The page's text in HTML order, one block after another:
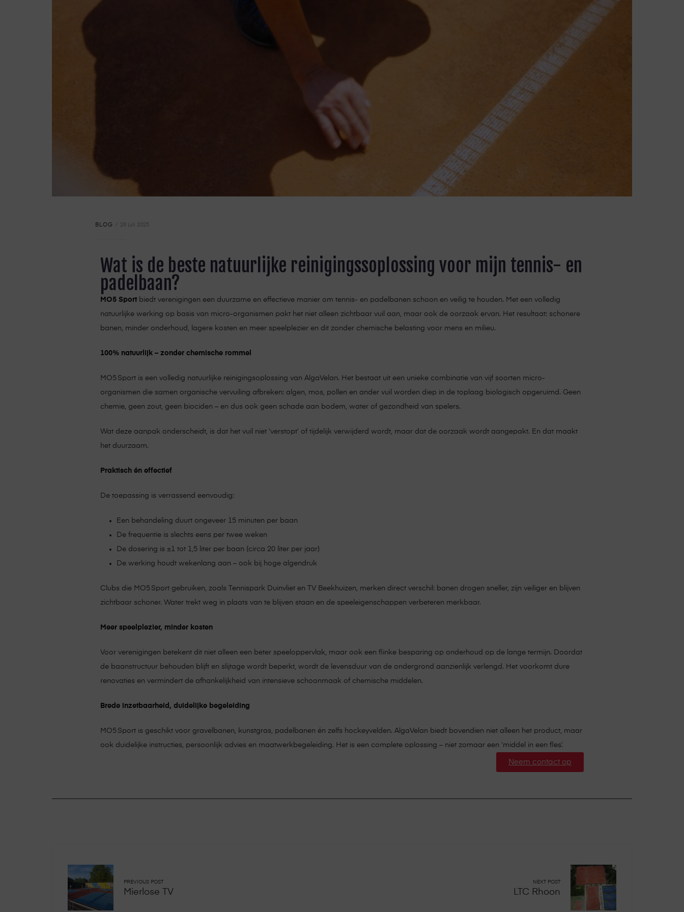
BLOG 28 juli 2025
Wat is de beste natuurlijke reinigingssoplossing voor mijn tennis- en
padelbaan?
MO5 Sport biedt verenigingen een duurzame en effectieve manier om tennis- en padelbanen schoon en veilig te houden. Met een volledig
natuurlijke werking op basis van micro-organismen pakt het niet alleen zichtbaar vuil aan, maar ook de oorzaak ervan. Het resultaat: schonere
banen, minder onderhoud, lagere kosten en meer speelplezier en dit zonder chemische belasting voor mens en milieu.
100% natuurlijk – zonder chemische rommel
MO5 Sport is een volledig natuurlijke reinigingsoplossing van AlgaVelan. Het bestaat uit een unieke combinatie van vijf soorten micro-
organismen die samen organische vervuiling afbreken: algen, mos, pollen en ander vuil worden diep in de toplaag biologisch opgeruimd. Geen
chemie, geen zout, geen biociden – en dus ook geen schade aan bodem, water of gezondheid van spelers.
Wat deze aanpak onderscheidt, is dat het vuil niet ‘verstopt’ of tijdelijk verwijderd wordt, maar dat de oorzaak wordt aangepakt. En dat maakt
het duurzaam.
Praktisch én effectief
De toepassing is verrassend eenvoudig:
Een behandeling duurt ongeveer 15 minuten per baan
De frequentie is slechts eens per twee weken
De dosering is ±1 tot 1,5 liter per baan (circa 20 liter per jaar)
De werking houdt wekenlang aan – ook bij hoge algendruk
Clubs die MO5 Sport gebruiken, zoals Tennispark Duinvliet en TV Beekhuizen, merken direct verschil: banen drogen sneller, zijn veiliger en blijven
zichtbaar schoner. Water trekt weg in plaats van te blijven staan en de speeleigenschappen verbeteren merkbaar.
Meer speelplezier, minder kosten
Voor verenigingen betekent dit niet alleen een beter speeloppervlak, maar ook een flinke besparing op onderhoud op de lange termijn. Doordat
de baanstructuur behouden blijft en slijtage wordt beperkt, wordt de levensduur van de ondergrond aanzienlijk verlengd. Het voorkomt dure
renovaties en vermindert de afhankelijkheid van intensieve schoonmaak of chemische middelen.
Brede inzetbaarheid, duidelijke begeleiding
MO5 Sport is geschikt voor gravelbanen, kunstgras, padelbanen én zelfs hockeyvelden. AlgaVelan biedt bovendien niet alleen het product, maar
ook duidelijke instructies, persoonlijk advies en maatwerkbegeleiding. Het is een complete oplossing – niet zomaar een ‘middel in een fles’.
Neem contact op
PREVIOUS POST
Mierlose TV
NEXT POST
LTC Rhoon